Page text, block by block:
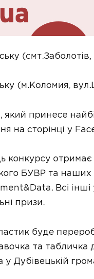
(м.Коломия,
який принесе
на сторінці у
конкурсу отримає
БУВР та наших
Всі
призи.
буде
та табличка
у Дубівецькій